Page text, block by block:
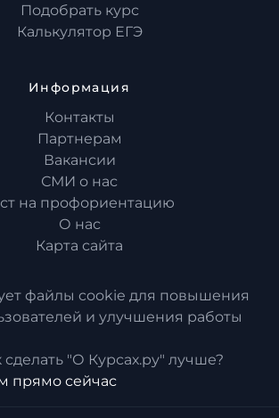
Подобрать курс
Калькулятор ЕГЭ
Информация
Контакты
Партнерам
Вакансии
СМИ о нас
на профориентацию
О нас
Карта сайта
файлы cookie для повышения
и улучшения работы
сделать "О Курсах.ру" лучше?
прямо сейчас